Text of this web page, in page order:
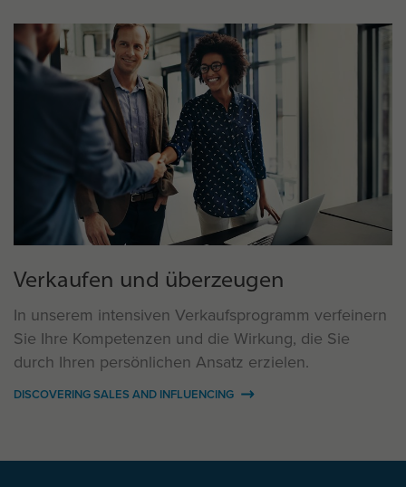
Verkaufen und überzeugen
In unserem intensiven Verkaufsprogramm verfeinern
Sie Ihre Kompetenzen und die Wirkung, die Sie
durch Ihren persönlichen Ansatz erzielen.
DISCOVERING SALES AND INFLUENCING